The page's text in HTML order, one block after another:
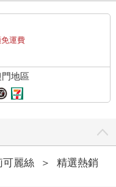
運費
地區
可麗絲 ＞ 精選熱銷